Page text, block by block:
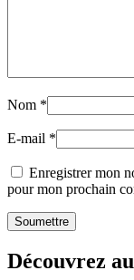
Nom *
E-mail *
Enregistrer mon
pour mon prochain
Découvrez